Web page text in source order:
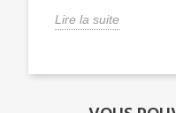
Lire la suite